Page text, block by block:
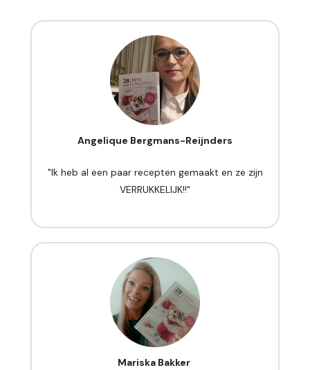
Angelique Bergmans-Reijnders
"Ik heb al een paar recepten gemaakt en ze zijn
VERRUKKELIJK!!"
Mariska Bakker